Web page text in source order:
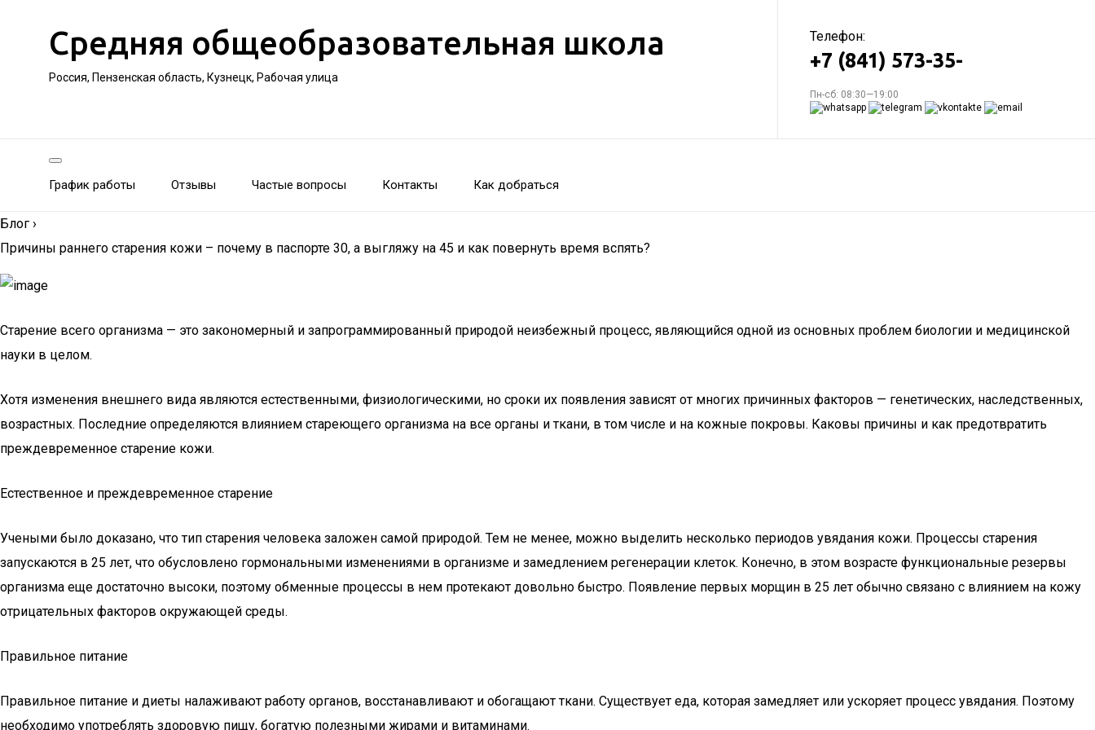
Средняя общеобразовательная школа
Россия, Пензенская область, Кузнецк, Рабочая улица
Телефон:
+7 (841) 573-35-
Пн-сб: 08:30—19:00
График работы Отзывы Частые вопросы Контакты Как добраться
Блог ›
Причины раннего старения кожи – почему в паспорте 30, а выгляжу на 45 и как повернуть время вспять?
Старение всего организма — это закономерный и запрограммированный природой неизбежный процесс, являющийся одной из основных проблем биологии и медицинской
науки в целом.
Хотя изменения внешнего вида являются естественными, физиологическими, но сроки их появления зависят от многих причинных факторов — генетических, наследственных,
возрастных. Последние определяются влиянием стареющего организма на все органы и ткани, в том числе и на кожные покровы. Каковы причины и как предотвратить
преждевременное старение кожи.
Естественное и преждевременное старение
Учеными было доказано, что тип старения человека заложен самой природой. Тем не менее, можно выделить несколько периодов увядания кожи. Процессы старения
запускаются в 25 лет, что обусловлено гормональными изменениями в организме и замедлением регенерации клеток. Конечно, в этом возрасте функциональные резервы
организма еще достаточно высоки, поэтому обменные процессы в нем протекают довольно быстро. Появление первых морщин в 25 лет обычно связано с влиянием на кожу
отрицательных факторов окружающей среды.
Правильное питание
Правильное питание и диеты налаживают работу органов, восстанавливают и обогащают ткани. Существует еда, которая замедляет или ускоряет процесс увядания. Поэтому
необходимо употреблять здоровую пищу, богатую полезными жирами и витаминами.